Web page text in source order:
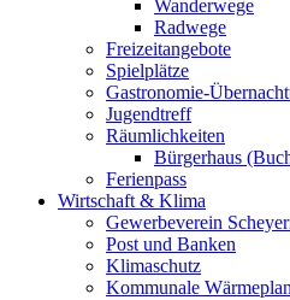
Wanderwege
Radwege
Freizeitangebote
Spielplätze
Gastronomie-
Jugendtreff
Räumlichkeiten
Bürgerhaus
Ferienpass
Wirtschaft & Klima
Gewerbeverein
Post und Banken
Klimaschutz
Kommunale